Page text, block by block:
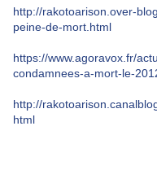
http://rakotoarison.over-
peine-de-mort.html
https://www.agoravox.fr/
condamnees-a-mort-le-
http://
html